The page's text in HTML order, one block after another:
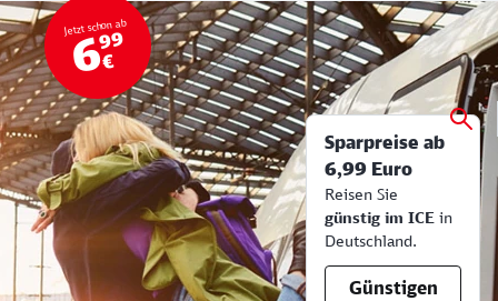
Mit dem Super Sparpreis günstig
super-sparpreis-test
Jetzt schon ab
699
€
Sparpreise ab
6,99 Euro
Reisen Sie
günstig im ICE in
Deutschland.
Günstigen